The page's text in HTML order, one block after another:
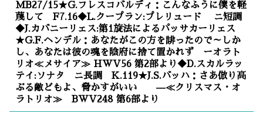
MB27/15★G.フレスコバルディ：こんなふうに僕を軽
蔑して F7.16◆L.クープラン:プレリュード ニ短調
◆J.カバニーリェス:第1旋法によるパッサカーリェス
★G.F.ヘンデル：あなたがこの方を誹ったので～しか
し、あなたは彼の魂を陰府に捨て置かれず ーオラト
リオ≪メサイア≫ HWV56 第2部より◆D.スカルラッ
テイ:ソナタ ニ長調 K.119★J.S.バッハ：さあ倣り高
ぶる敵どもよ、脅かすがいい —≪クリスマス・オ
ラトリオ≫ BWV248 第6部より